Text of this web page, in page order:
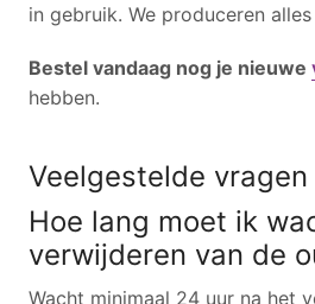
in gebruik. We produceren
Bestel vandaag nog je nieuwe
hebben.
Veelgestelde vragen
Hoe lang moet ik
verwijderen van de
Wacht minimaal 24 uur na het